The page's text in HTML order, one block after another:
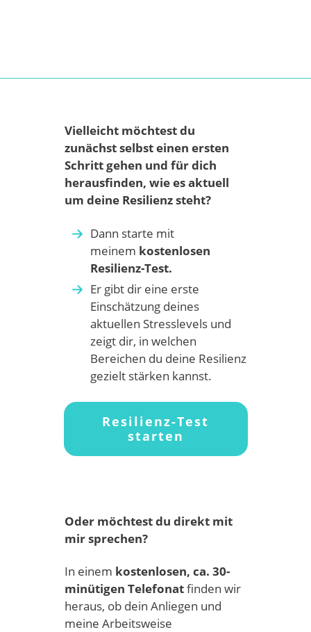
Vielleicht möchtest du
zunächst selbst einen ersten
Schritt gehen und für dich
herausfinden, wie es aktuell
um deine Resilienz steht?
Dann starte mit
meinem kostenlosen
Resilienz-Test.
Er gibt dir eine erste
Einschätzung deines
aktuellen Stresslevels und
zeigt dir, in welchen
Bereichen du deine Resilienz
gezielt stärken kannst.
Resilienz-Test
starten
Oder möchtest du direkt mit
mir sprechen?
In einem kostenlosen, ca. 30-
minütigen Telefonatfinden wir
heraus, ob dein Anliegen und
meine Arbeitsweise